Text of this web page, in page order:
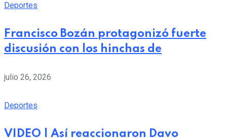
Deportes
Francisco Bozán protagonizó fuerte
discusión con los hinchas de
julio 26, 2026
Deportes
VIDEO | Así reaccionaron Davo